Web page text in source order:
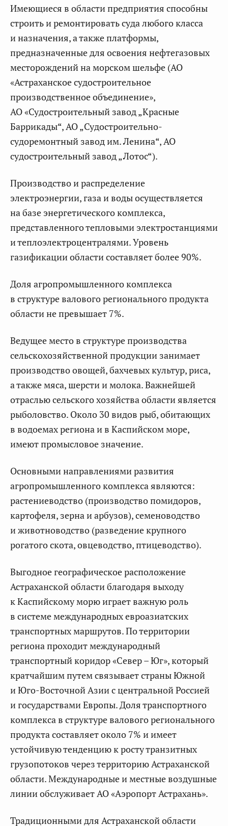
Имеющиеся в области предприятия способны
строить и ремонтировать суда любого класса
и назначения, а также платформы,
предназначенные для освоения нефтегазовых
месторождений на морском шельфе (АО
«Астраханское судостроительное
производственное объединение»,
АО «Судостроительный завод „Красные
Баррикады“, АО „Судостроительно-
судоремонтный завод им. Ленина“, АО
судостроительный завод „Лотос“).
Производство и распределение
электроэнергии, газа и воды осуществляется
на базе энергетического комплекса,
представленного тепловыми электростанциями
и теплоэлектроцентралями. Уровень
газификации области составляет более 90%.
Доля агропромышленного комплекса
в структуре валового регионального продукта
области не превышает 7%.
Ведущее место в структуре производства
сельскохозяйственной продукции занимает
производство овощей, бахчевых культур, риса,
а также мяса, шерсти и молока. Важнейшей
отраслью сельского хозяйства области является
рыболовство. Около 30 видов рыб, обитающих
в водоемах региона и в Каспийском море,
имеют промысловое значение.
Основными направлениями развития
агропромышленного комплекса являются:
растениеводство (производство помидоров,
картофеля, зерна и арбузов), семеноводство
и животноводство (разведение крупного
рогатого скота, овцеводство, птицеводство).
Выгодное географическое расположение
Астраханской области благодаря выходу
к Каспийскому морю играет важную роль
в системе международных евроазиатских
транспортных маршрутов. По территории
региона проходит международный
транспортный коридор «Север – Юг», который
кратчайшим путем связывает страны Южной
и Юго-Восточной Азии с центральной Россией
и государствами Европы. Доля транспортного
комплекса в структуре валового регионального
продукта составляет около 7% и имеет
устойчивую тенденцию к росту транзитных
грузопотоков через территорию Астраханской
области. Международные и местные воздушные
линии обслуживает АО «Аэропорт Астрахань».
Традиционными для Астраханской области